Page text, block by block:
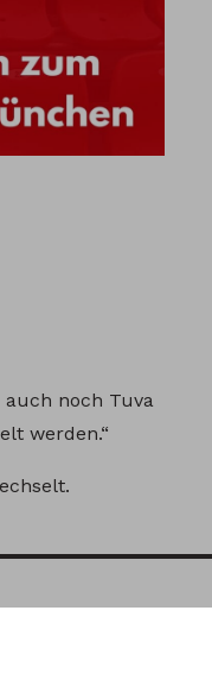
noch Tuva
werden.“
passend,a ber
nur niemand für sie